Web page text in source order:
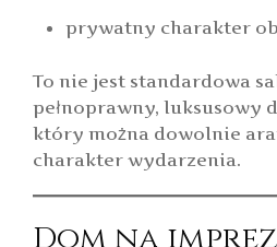
prywatny charakter
To nie jest standardowa
pełnoprawny, luksusowy
który można dowolnie
charakter wydarzenia.
Dom na